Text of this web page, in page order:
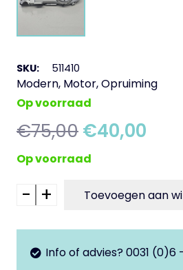
SKU: 511410
Modern, Motor,Opruiming
Op voorraad
€75,00
prijs
was:
€75,00.
€40,00
Op voorraad
Carter
deksel
Primavera
- + Toevoegen aan
Info of advies? 0031 (0)6